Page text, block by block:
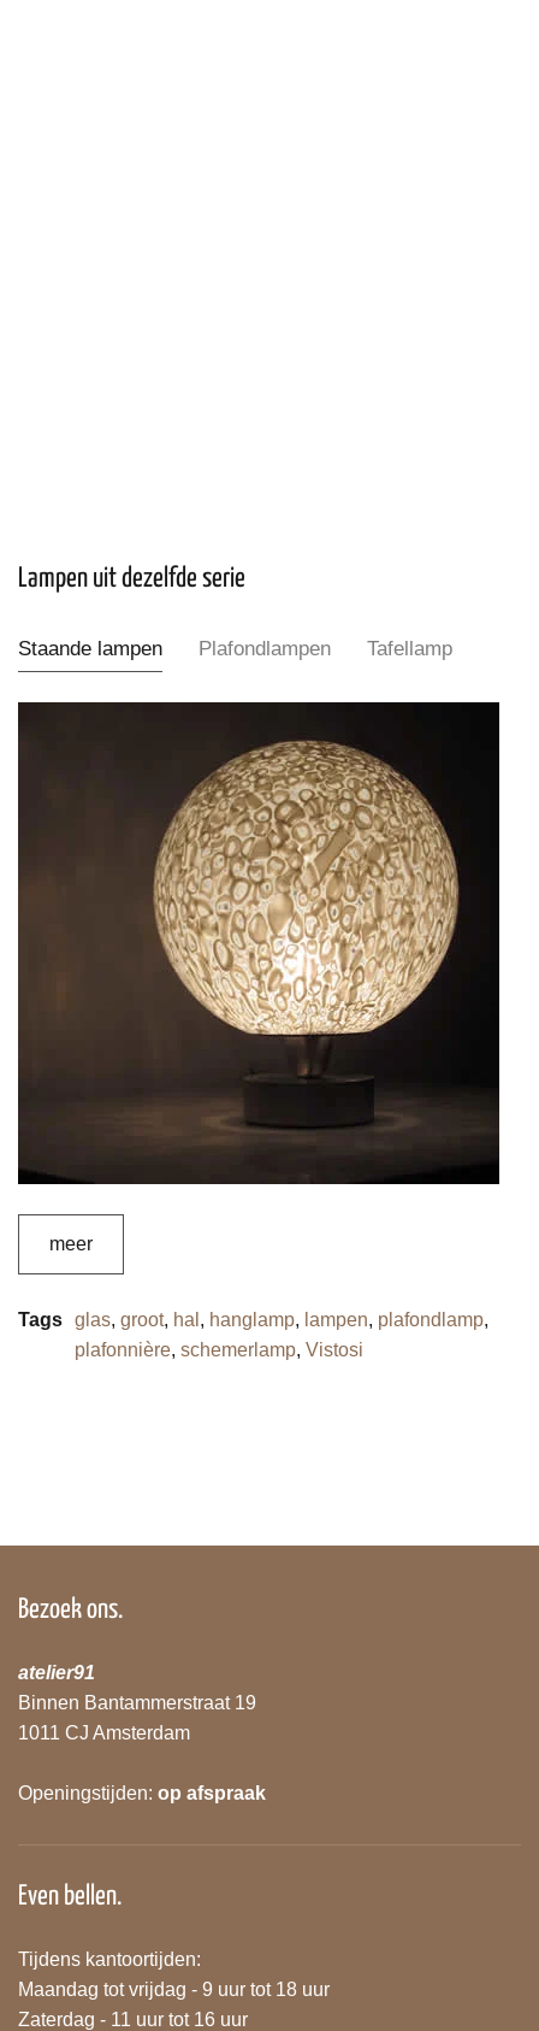
Lampen uit dezelfde serie
Staande lampen Plafondlampen Tafellamp
meer
Tags glas, groot, hal , hanglamp, lampen, plafondlamp,
plafonnière, schemerlamp, Vistosi
Bezoek ons.
atelier91
Binnen Bantammerstraat 19
1011 CJ Amsterdam
Openingstijden: op afspraak
Even bellen.
Tijdens kantoortijden:
Maandag tot vrijdag - 9 uur tot 18 uur
Zaterdag - 11 uur tot 16 uur